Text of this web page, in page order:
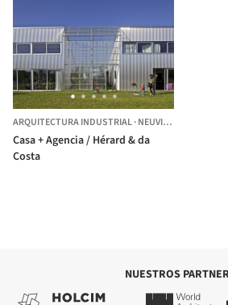
ARQUITECTURA INDUSTRIAL·NEUVILLE-SUR-SEINE,
Casa + Agencia / Hérard & da
Costa